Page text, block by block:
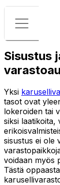
Valikko
Sisustus
Yksi
tasot ovat
lokeroiden tai
siksi laatikoita,
sisustus ei ole
voidaan myös
Tästä